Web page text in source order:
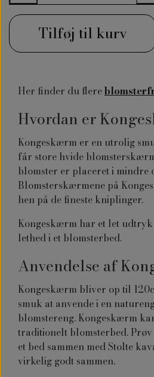
Tilføj til kurv
Her finder du flere
Hvordan er
Kongeskærm er en utrolig
får store hvide
blomster er placeret i mindre
Blomsterskærmene på
hen på de fineste kniplinger.
Kongeskærm har et let udtryk
lethed i et blomsterbed.
Anvendelse af
Kongeskærm bliver op til
smuk at anvende i en
blomstereng. Kongeskærm
traditionelt blomsterbed.
et bed sammen med Stolte
virkelig godt sammen.